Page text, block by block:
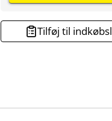
Tilføj til